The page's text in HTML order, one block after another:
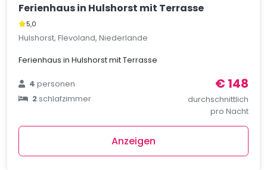
Ferienhaus in Hulshorst mit Terrasse
5,0
Hulshorst, Flevoland, Niederlande
Ferienhaus in Hulshorst mit Terrasse
4personen
2schlafzimmer
€ 148
durchschnittlich
pro Nacht
Anzeigen